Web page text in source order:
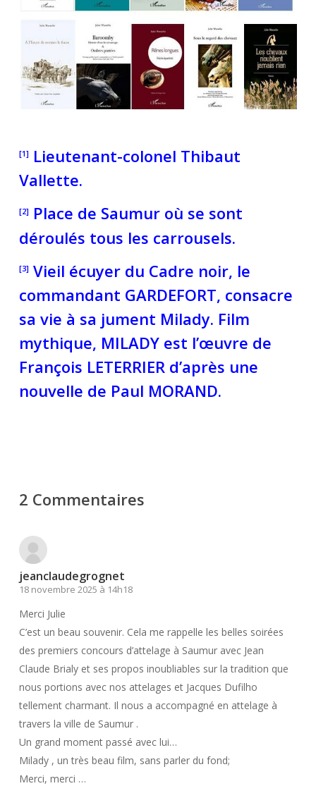
[1] Lieutenant-colonel Thibaut
Vallette.
[2] Place de Saumur où se sont
déroulés tous les carrousels.
[3] Vieil écuyer du Cadre noir, le
commandant GARDEFORT, consacre
sa vie à sa jument Milady. Film
mythique, MILADY est l’œuvre de
François LETERRIER d’après une
nouvelle de Paul MORAND.
2 Commentaires
jeanclaudegrognet
18 novembre 2025 à 14h18
Merci Julie
C’est un beau souvenir. Cela me rappelle les belles soirées
des premiers concours d’attelage à Saumur avec Jean
Claude Brialy et ses propos inoubliables sur la tradition que
nous portions avec nos attelages et Jacques Dufilho
tellement charmant. Il nous a accompagné en attelage à
travers la ville de Saumur .
Un grand moment passé avec lui…
Milady , un très beau film, sans parler du fond;
Merci, merci …